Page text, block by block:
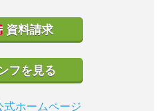
資料請求
フを見る
式ホームページ